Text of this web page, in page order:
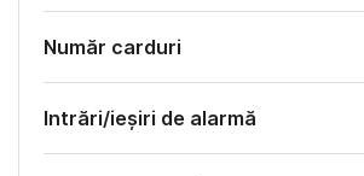
Număr carduri
Intrări/ieșiri de alarmă